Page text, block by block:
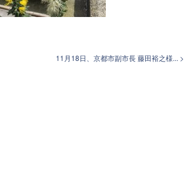
11月18日、京都市副市長 藤田裕之様... >